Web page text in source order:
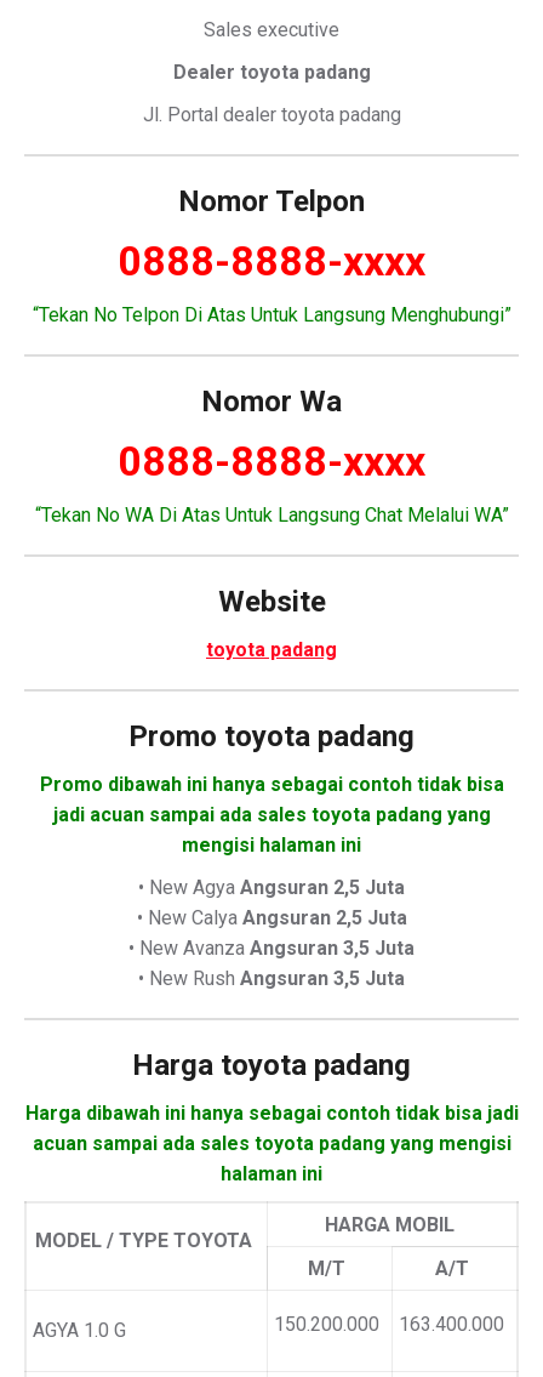
Sales executive
Dealer toyota padang
Jl. Portal dealer toyota padang
Nomor Telpon
0888-8888-xxxx
“Tekan No Telpon Di Atas Untuk Langsung Menghubungi”
Nomor Wa
0888-8888-xxxx
“Tekan No WA Di Atas Untuk Langsung Chat Melalui WA”
Website
toyota padang
Promo toyota padang
Promo dibawah ini hanya sebagai contoh tidak bisa
jadi acuan sampai ada sales toyota padang yang
mengisi halaman ini
• New Agya Angsuran 2,5 Juta
• New Calya Angsuran 2,5 Juta
• New Avanza Angsuran 3,5 Juta
• New Rush Angsuran 3,5 Juta
Harga toyota padang
Harga dibawah ini hanya sebagai contoh tidak bisa jadi
acuan sampai ada sales toyota padang yang mengisi
halaman ini
MODEL / TYPE TOYOTA
HARGA MOBIL
M/T
A/T
AGYA 1.0 G 150.200.000 163.400.000